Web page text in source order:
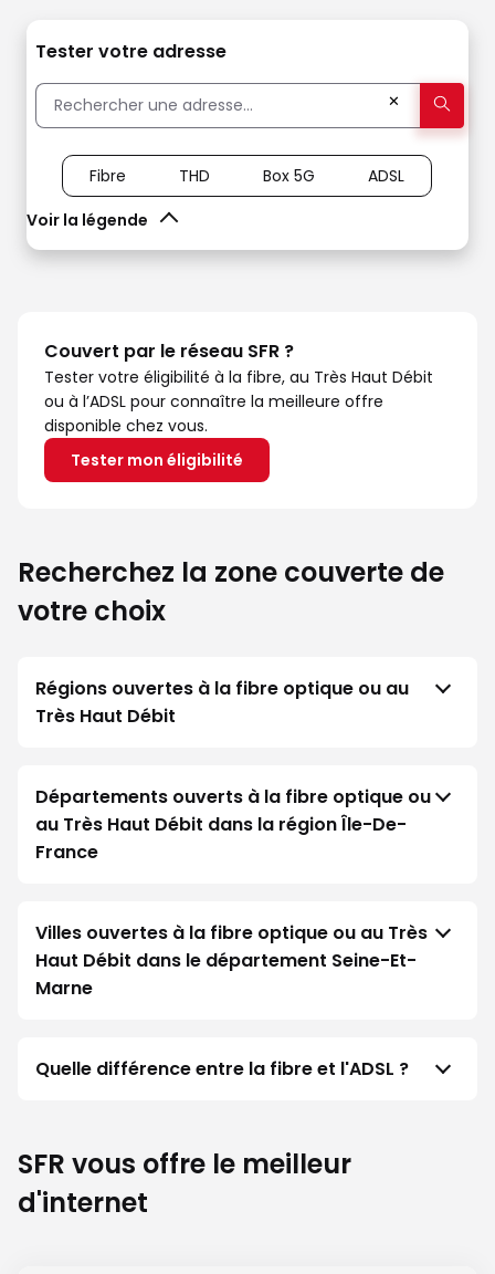
Tester votre adresse
✕
Voir la légende
Fibre THD Box 5G ADSL
Couvert par le réseau SFR ?
Tester votre éligibilité à la fibre, au Très Haut Débit
ou à l’ADSL pour connaître la meilleure offre
disponible chez vous.
Tester mon éligibilité
Recherchez la zone couverte de
votre choix
Régions ouvertes à la fibre optique ou au
Très Haut Débit
Départements ouverts à la fibre optique ou
au Très Haut Débit dans la région Île-De-
France
Villes ouvertes à la fibre optique ou au Très
Haut Débit dans le département Seine-Et-
Marne
Quelle différence entre la fibre et l'ADSL ?
SFR vous offre le meilleur
d'internet